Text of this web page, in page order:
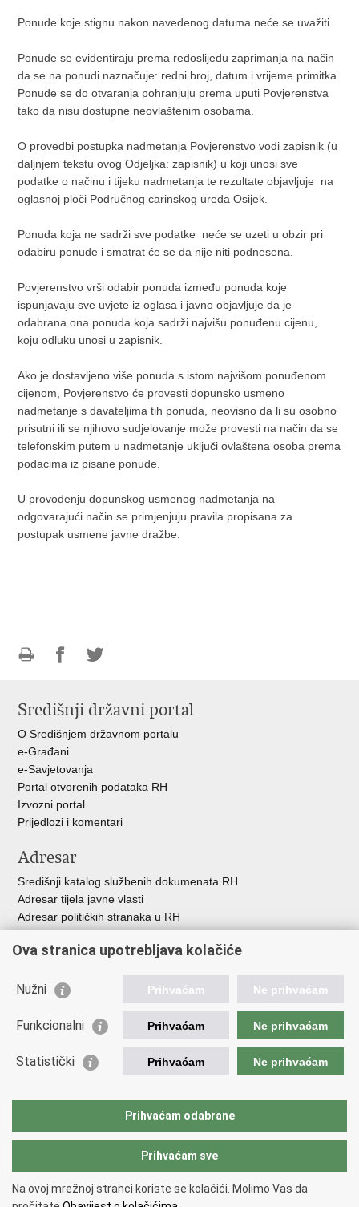
Ponude koje stignu nakon navedenog datuma neće se uvažiti.
Ponude se evidentiraju prema redoslijedu zaprimanja na način
da se na ponudi naznačuje: redni broj, datum i vrijeme primitka.
Ponude se do otvaranja pohranjuju prema uputi Povjerenstva
tako da nisu dostupne neovlaštenim osobama.
O provedbi postupka nadmetanja Povjerenstvo vodi zapisnik (u
daljnjem tekstu ovog Odjeljka: zapisnik) u koji unosi sve
podatke o načinu i tijeku nadmetanja te rezultate objavljuje na
oglasnoj ploči Područnog carinskog ureda Osijek.
Ponuda koja ne sadrži sve podatke neće se uzeti u obzir pri
odabiru ponude i smatrat će se da nije niti podnesena.
Povjerenstvo vrši odabir ponuda između ponuda koje
ispunjavaju sve uvjete iz oglasa i javno objavljuje da je
odabrana ona ponuda koja sadrži najvišu ponuđenu cijenu,
koju odluku unosi u zapisnik.
Ako je dostavljeno više ponuda s istom najvišom ponuđenom
cijenom, Povjerenstvo će provesti dopunsko usmeno
nadmetanje s davateljima tih ponuda, neovisno da li su osobno
prisutni ili se njihovo sudjelovanje može provesti na način da se
telefonskim putem u nadmetanje uključi ovlaštena osoba prema
podacima iz pisane ponude.
U provođenju dopunskog usmenog nadmetanja na
odgovarajući način se primjenjuju pravila propisana za
postupak usmene javne dražbe.
FacebookuTwitteru
Središnji državni portal
O Središnjem državnom portalu
e-Građani
e-Savjetovanja
Portal otvorenih podataka RH
Izvozni portal
Prijedlozi i komentari
Adresar
Središnji katalog službenih dokumenata RH
Adresar tijela javne vlasti
Adresar političkih stranaka u RH
Besplatni telefoni javne uprave
Važne poveznice
Vlada Republike Hrvatske
Europska komisija
Taxation and Customs Union
Copyright © 2026 Ministarstvo financija, Carinska uprava.
Ova stranica upotrebljava kolačiće
Nužni Prihvaćam Ne prihvaćam
Funkcionalni Prihvaćam Ne prihvaćam
Statistički Prihvaćam Ne prihvaćam
Prihvaćam odabrane
Prihvaćam sve
Na ovoj mrežnoj stranci koriste se kolačići. Molimo Vas da